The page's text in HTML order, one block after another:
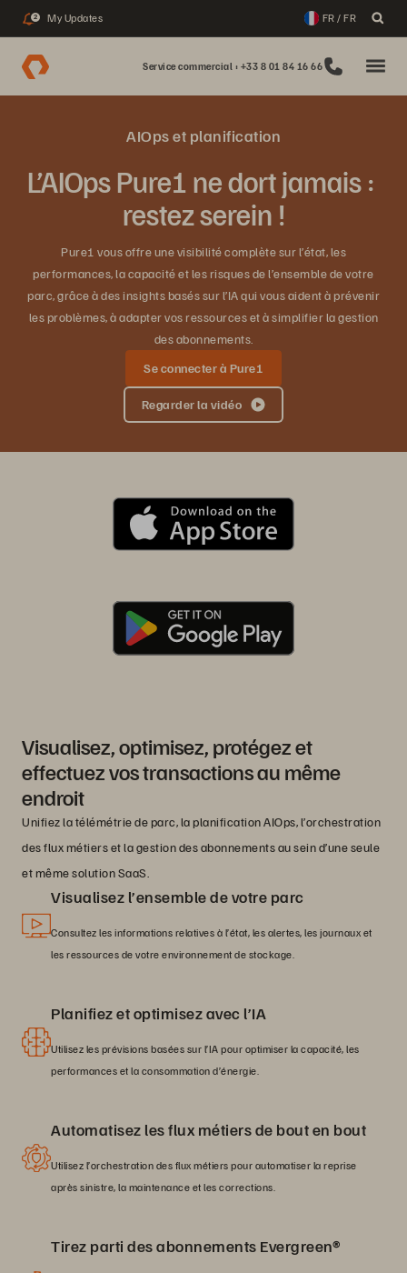
2 My Updates FR / FR
Service commercial : +33 8 01 84 16 66
AIOps et planification
L’AIOps Pure1 ne dort jamais :
restez serein !
Pure1 vous offre une visibilité complète sur l’état, les
performances, la capacité et les risques de l’ensemble de votre
parc, grâce à des insights basés sur l’IA qui vous aident à prévenir
les problèmes, à adapter vos ressources et à simplifier la gestion
des abonnements.
Se connecter à Pure1
Regarder la vidéo
Visualisez, optimisez, protégez et
effectuez vos transactions au même
endroit
Unifiez la télémétrie de parc, la planification AIOps, l’orchestration
des flux métiers et la gestion des abonnements au sein d’une seule
et même solution SaaS.
Visualisez l’ensemble de votre parc
Consultez les informations relatives à l’état, les alertes, les journaux et
les ressources de votre environnement de stockage.
Planifiez et optimisez avec l’IA
Utilisez les prévisions basées sur l’IA pour optimiser la capacité, les
performances et la consommation d’énergie.
Automatisez les flux métiers de bout en bout
Utilisez l’orchestration des flux métiers pour automatiser la reprise
après sinistre, la maintenance et les corrections.
Tirez parti des abonnements Evergreen®